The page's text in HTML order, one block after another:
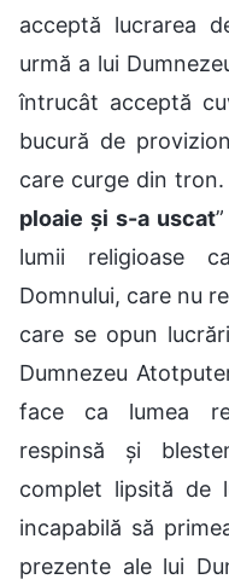
acceptă lucrarea
urmă a lui
întrucât acceptă
bucură de
care curge din tron.
ploaie și s-a uscat
lumii religioase
Domnului, care nu
care se opun
Dumnezeu
face ca lumea
respinsă și
complet lipsită de
incapabilă să
prezente ale lui